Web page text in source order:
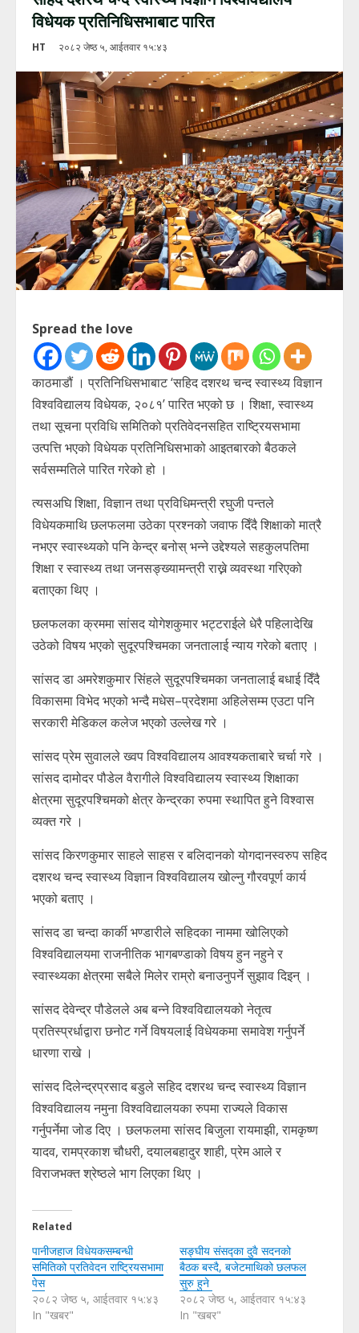
विधेयक प्रतिनिधिसभाबाट पारित
HT २०८२ जेष्ठ ५, आईतवार १५:४३
Spread the love
काठमाडौं । प्रतिनिधिसभाबाट ‘सहिद दशरथ चन्द स्वास्थ्य विज्ञान
विश्वविद्यालय विधेयक, २०८१’ पारित भएको छ । शिक्षा, स्वास्थ्य
तथा सूचना प्रविधि समितिको प्रतिवेदनसहित राष्ट्रियसभामा
उत्पत्ति भएको विधेयक प्रतिनिधिसभाको आइतबारको बैठकले
सर्वसम्मतिले पारित गरेको हो ।
त्यसअघि शिक्षा, विज्ञान तथा प्रविधिमन्त्री रघुजी पन्तले
विधेयकमाथि छलफलमा उठेका प्रश्नको जवाफ दिँदै शिक्षाको मात्रै
नभएर स्वास्थ्यको पनि केन्द्र बनोस् भन्ने उद्देश्यले सहकुलपतिमा
शिक्षा र स्वास्थ्य तथा जनसङ्ख्यामन्त्री राख्ने व्यवस्था गरिएको
बताएका थिए ।
छलफलका क्रममा सांसद योगेशकुमार भट्टराईले धेरै पहिलादेखि
उठेको विषय भएको सुदूरपश्चिमका जनतालाई न्याय गरेको बताए ।
सांसद डा अमरेशकुमार सिंहले सुदूरपश्चिमका जनतालाई बधाई दिँदै
विकासमा विभेद भएको भन्दै मधेस–प्रदेशमा अहिलेसम्म एउटा पनि
सरकारी मेडिकल कलेज भएको उल्लेख गरे ।
सांसद प्रेम सुवालले ख्वप विश्वविद्यालय आवश्यकताबारे चर्चा गरे ।
सांसद दामोदर पौडेल वैरागीले विश्वविद्यालय स्वास्थ्य शिक्षाका
क्षेत्रमा सुदूरपश्चिमको क्षेत्र केन्द्रका रुपमा स्थापित हुने विश्वास
व्यक्त गरे ।
सांसद किरणकुमार साहले साहस र बलिदानको योगदानस्वरुप सहिद
दशरथ चन्द स्वास्थ्य विज्ञान विश्वविद्यालय खोल्नु गौरवपूर्ण कार्य
भएको बताए ।
सांसद डा चन्दा कार्की भण्डारीले सहिदका नाममा खोलिएको
विश्वविद्यालयमा राजनीतिक भागबण्डाको विषय हुन नहुने र
स्वास्थ्यका क्षेत्रमा सबैले मिलेर राम्रो बनाउनुपर्ने सुझाव दिइन् ।
सांसद देवेन्द्र पौडेलले अब बन्ने विश्वविद्यालयको नेतृत्व
प्रतिस्प्रर्धाद्वारा छनोट गर्ने विषयलाई विधेयकमा समावेश गर्नुपर्ने
धारणा राखे ।
सांसद दिलेन्द्रप्रसाद बडुले सहिद दशरथ चन्द स्वास्थ्य विज्ञान
विश्वविद्यालय नमुना विश्वविद्यालयका रुपमा राज्यले विकास
गर्नुपर्नेमा जोड दिए । छलफलमा सांसद बिजुला रायमाझी, रामकृष्ण
यादव, रामप्रकाश चौधरी, दयालबहादुर शाही, प्रेम आले र
विराजभक्त श्रेष्ठले भाग लिएका थिए ।
Related
पानीजहाज विधेयकसम्बन्धी
समितिको प्रतिवेदन राष्ट्रियसभामा
पेस
२०८२ जेष्ठ ५, आईतवार १५:४३
In "खबर"
सङ्घीय संसद्का दुवै सदनको
बैठक बस्दै, बजेटमाथिको छलफल
सुरु हुने
२०८२ जेष्ठ ५, आईतवार १५:४३
In "खबर"